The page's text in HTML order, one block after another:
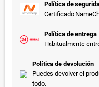
Política de
Certificado
Política de entrega
Habitualmente
Política de devolución
Puedes devolver el
todo.